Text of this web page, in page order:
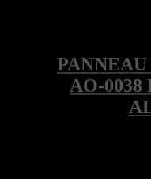
AO-0038